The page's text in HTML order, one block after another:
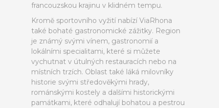
francouzskou krajinu v klidném tempu.
Kromě sportovního vyžití nabízí ViaRhona
také bohaté gastronomické zážitky. Region
je známý svými vínem, gastronomií a
lokálními specialitami, které si můžete
vychutnat v útulných restauracích nebo na
místních trzích. Oblast také láká milovníky
historie svými středověkými hrady,
románskými kostely a dalšími historickými
památkami, které odhalují bohatou a pestrou